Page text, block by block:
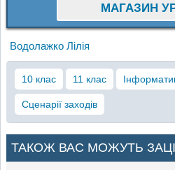
МАГАЗИН
Водолажко Лілія
10 клас 11 клас
Сценарії заходів
ТАКОЖ ВАС МОЖУТЬ